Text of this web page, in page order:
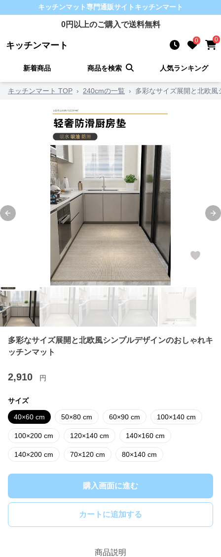
キッチンマット専門通販サイト キッチンマート
0円以上のご購入で送料無料
キッチンマート 0 0
新着商品 商品を検索 人気ランキング
キッチンマート TOP › 240cmの一覧 › 多彩なサイズ展開と北欧
Previous slide
多彩なサイズ展開と北欧風シンプルデザインのおしゃれキ
ッチンマット
2,910 円
サイズ
40×60 cm 50×80 cm 60×90 cm 100×140 cm
100×200 cm 120×140 cm 140×160 cm
140×200 cm 70×120 cm 80×140 cm
購入画面に進む
カートに追加する
商品説明